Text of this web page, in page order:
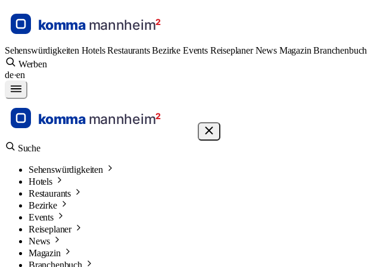
Sehenswürdigkeiten HotelsRestaurantsBezirke Events ReiseplanerNews MagazinBranchenbuch
Werben
de·en
Suche
Sehenswürdigkeiten
Hotels
Restaurants
Bezirke
Events
Reiseplaner
News
Magazin
Branchenbuch